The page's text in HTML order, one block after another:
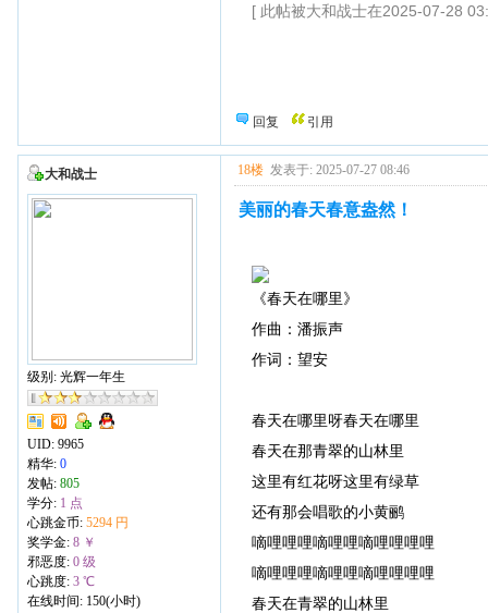
[ 此帖被大和战士在2025-07-28
回复 引用
大和战士
级别: 光辉一年生
UID: 9965
精华: 0
发帖: 805
学分: 1 点
心跳金币: 5294 円
奖学金: 8 ￥
邪恶度: 0 级
心跳度: 3 ℃
在线时间: 150(小时)
18楼 发表于: 2025-07-27 08:46
美丽的春天春意盎然！
《春天在哪里》
作曲：潘振声
作词：望安
春天在哪里呀春天在哪里
春天在那青翠的山林里
这里有红花呀这里有绿草
还有那会唱歌的小黄鹂
嘀哩哩哩嘀哩哩嘀哩哩哩哩
嘀哩哩哩嘀哩哩嘀哩哩哩哩
春天在青翠的山林里